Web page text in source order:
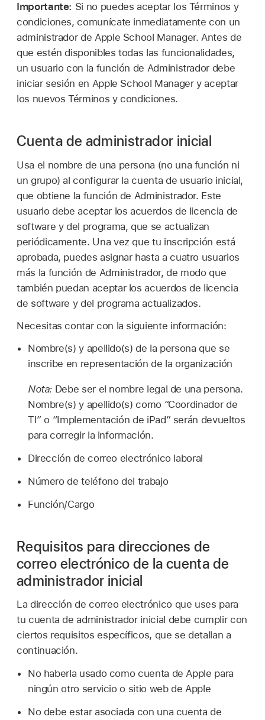
Importante: Si no puedes aceptar los Términos y
condiciones, comunícate inmediatamente con un
administrador de Apple School Manager. Antes de
que estén disponibles todas las funcionalidades,
un usuario con la función de Administrador debe
iniciar sesión en Apple School Manager y aceptar
los nuevos Términos y condiciones.
Cuenta de administrador inicial
Usa el nombre de una persona (no una función ni
un grupo) al configurar la cuenta de usuario inicial,
que obtiene la función de Administrador. Este
usuario debe aceptar los acuerdos de licencia de
software y del programa, que se actualizan
periódicamente. Una vez que tu inscripción está
aprobada, puedes asignar hasta a cuatro usuarios
más la función de Administrador, de modo que
también puedan aceptar los acuerdos de licencia
de software y del programa actualizados.
Necesitas contar con la siguiente información:
Nombre(s) y apellido(s) de la persona que se
inscribe en representación de la organización
Nota: Debe ser el nombre legal de una persona.
Nombre(s) y apellido(s) como “Coordinador de
TI” o “Implementación de iPad” serán devueltos
para corregir la información.
Dirección de correo electrónico laboral
Número de teléfono del trabajo
Función/Cargo
Requisitos para direcciones de
correo electrónico de la cuenta de
administrador inicial
La dirección de correo electrónico que uses para
tu cuenta de administrador inicial debe cumplir con
ciertos requisitos específicos, que se detallan a
continuación.
No haberla usado como cuenta de Apple para
ningún otro servicio o sitio web de Apple
No debe estar asociada con una cuenta de